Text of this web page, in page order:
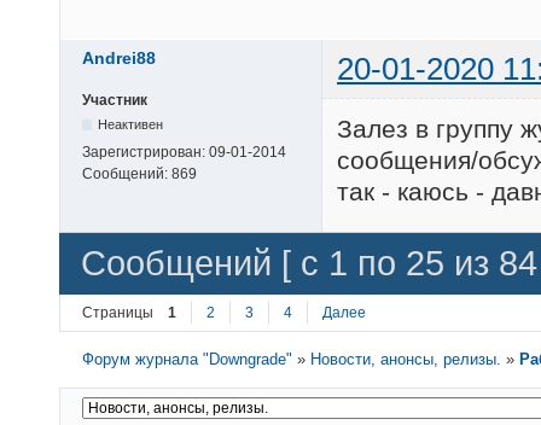
Andrei88 20-01-2020
Участник
Неактивен
Зарегистрирован: 09-01-2014
Сообщений: 869
Залез в группу
сообщения/
так - каюсь -
Сообщений [ с 1 по 25 из
Страницы 1 2 3 4 Далее
Форум журнала "Downgrade" » Новости, анонсы, релизы. »